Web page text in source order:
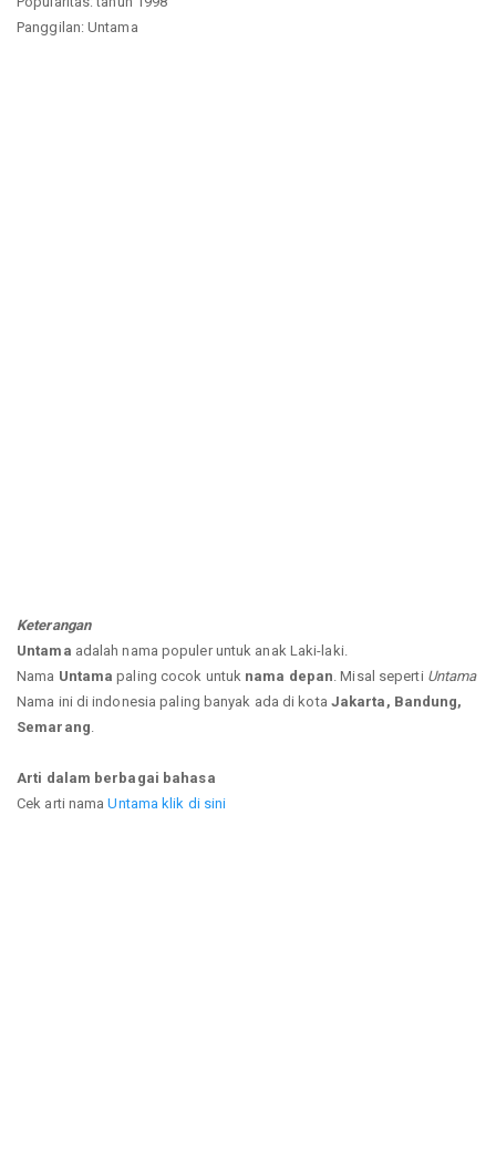
Panggilan: Untama
Keterangan
Untama adalah nama populer untuk anak Laki-laki.
Nama Untama paling cocok untuk nama depan . Misal seperti Untama
Nama ini di indonesia paling banyak ada di kota Jakarta, Bandung,
Semarang
Arti dalam berbagai bahasa
Cek arti namaUntama klik di sini